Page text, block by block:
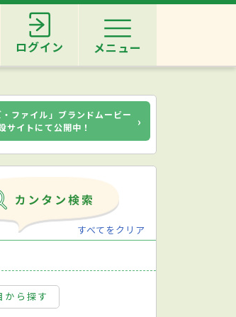
ログイン メニュー
・ファイル」ブランドムービー
サイトにて公開中！
›
すべてをクリア
から探す